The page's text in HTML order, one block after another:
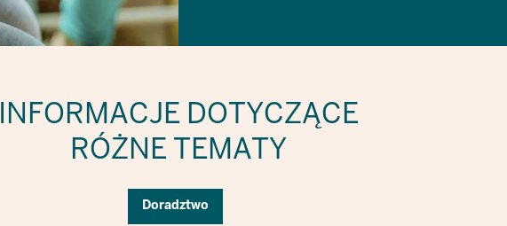
INFORMACJE DOTYCZĄCE
RÓŻNE TEMATY
Doradztwo